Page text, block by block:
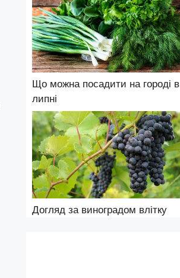
Що можна посадити на городі в
липні
Догляд за виноградом влітку